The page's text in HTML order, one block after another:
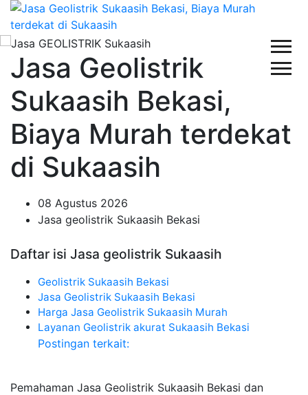
Jasa Geolistrik
Sukaasih Bekasi,
Biaya Murah terdekat
di Sukaasih
08 Agustus 2026
Jasa geolistrik Sukaasih Bekasi
Daftar isi Jasa geolistrik Sukaasih
Geolistrik Sukaasih Bekasi
Jasa Geolistrik Sukaasih Bekasi
Harga Jasa Geolistrik Sukaasih Murah
Layanan Geolistrik akurat Sukaasih Bekasi
Postingan terkait:
Pemahaman Jasa Geolistrik Sukaasih Bekasi dan